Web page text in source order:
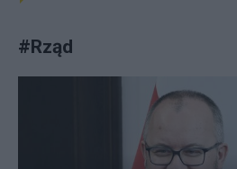
#Rząd